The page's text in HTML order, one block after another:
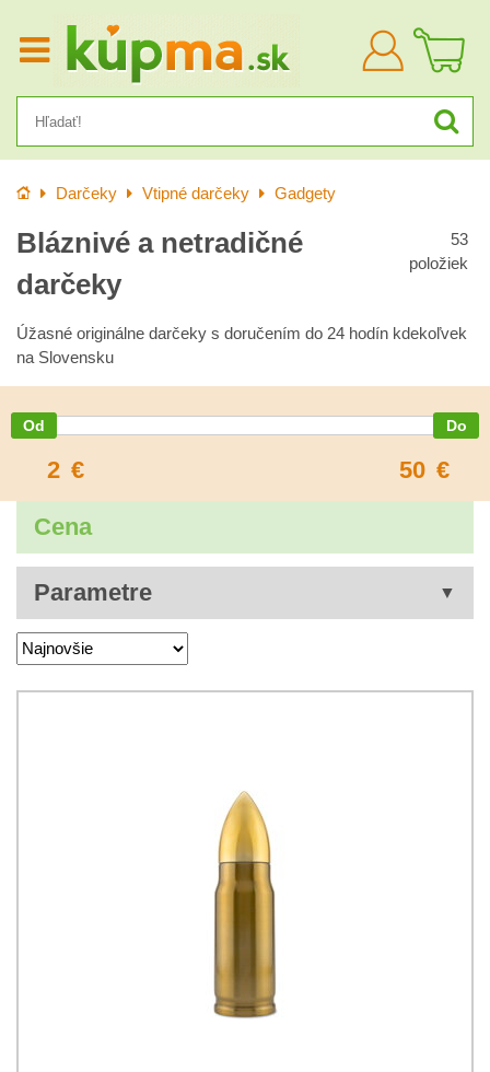
Prihlásiť
sa
Úvod Darčeky Vtipné darčeky Gadgety
Bláznivé a netradičné
darčeky
53
položiek
Úžasné originálne darčeky s doručením do 24 hodín kdekoľvek
na Slovensku
2 € 50 €
Cena
Parametre